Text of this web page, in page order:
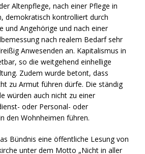
Altenpflege, nach einer Pflege in
demokratisch kontrolliert durch
und Angehörige und nach einer
nach realem Bedarf sehr
Anwesenden an. Kapitalismus in
so die weitgehend einhellige
Zudem wurde betont, dass
zu Armut führen dürfe. Die ständig
würden auch nicht zu einer
oder Personal- oder
den Wohnheimen führen.
Bündnis eine öffentliche Lesung von
unter dem Motto „Nicht in aller